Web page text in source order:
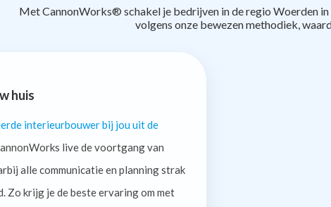
Met CannonWorks® schakel je bedrijven in de regio Woerden
volgens onze bewezen methodiek,
huis
interieurbouwer bij jou uit de
live de voortgang van
alle communicatie en planning strak
Zo krijg je de beste ervaring om met